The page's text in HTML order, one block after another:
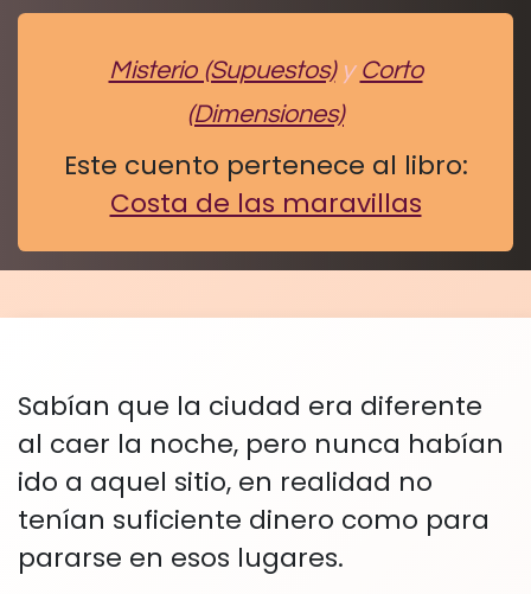
Misterio (Supuestos)y Corto
(Dimensiones)
Este cuento pertenece al libro:
Costa de las maravillas
Sabían que la ciudad era diferente
al caer la noche, pero nunca habían
ido a aquel sitio, en realidad no
tenían suficiente dinero como para
pararse en esos lugares.